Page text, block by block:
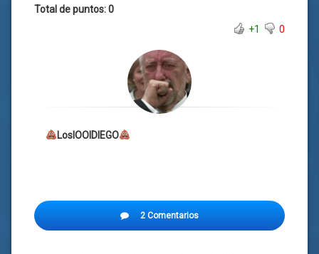
Total de puntos: 0
+1
0
LosIOOIDIEGO
2 Comentarios